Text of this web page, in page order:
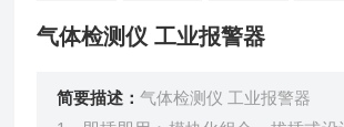
气体检测仪 工业报警器
简要描述：气体检测仪 工业报警器